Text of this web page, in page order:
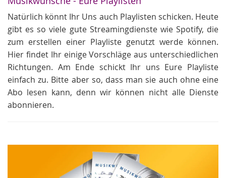
Natürlich könnt Ihr Uns auch Playlisten schicken. Heute
gibt es so viele gute Streamingdienste wie Spotify, die
zum erstellen einer Playliste genutzt werde können.
Hier findet Ihr einige Vorschläge aus unterschiedlichen
Richtungen. Am Ende schickt Ihr uns Eure Playliste
einfach zu. Bitte aber so, dass man sie auch ohne eine
Abo lesen kann, denn wir können nicht alle Dienste
abonnieren.